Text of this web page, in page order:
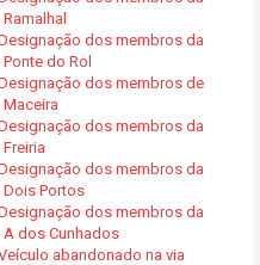
dos membros da
do Rol
dos membros de
dos membros da
dos membros da
Dois Portos
dos membros da
A dos Cunhados
abandonado na via